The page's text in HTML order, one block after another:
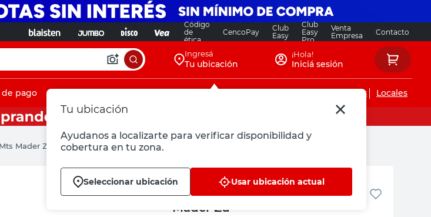
Código
de
ética
CencoPay
Club
Easy
Club
Easy
Pro
Venta
Empresa
Contacto
Ingresá
Tu ubicación
Tu ubicación
Ayudanos a localizarte para verificar disponibilidad y
cobertura en tu zona.
Seleccionar ubicación Usar ubicación actual
¡Hola!
Iniciá sesión
de pago Servicios de instalaciones Locales
Mader Zu
Mader Zu
Liston Pino 1/2 X 1 X 2,44 Mts
Mader Zu